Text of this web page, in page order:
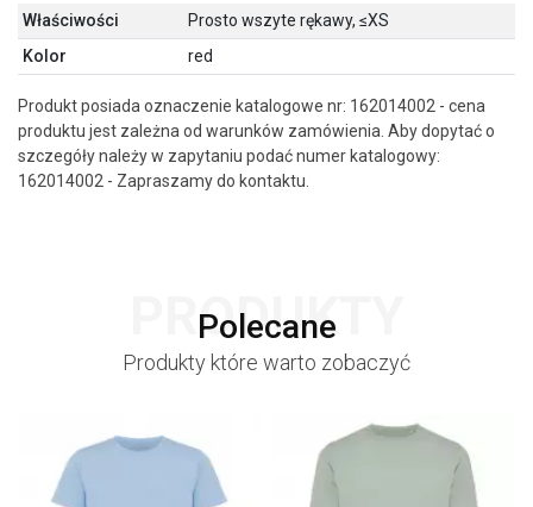
Właściwości
Prosto wszyte rękawy, ≤XS
Kolor
red
Produkt posiada oznaczenie katalogowe nr: 162014002 - cena
produktu jest zależna od warunków zamówienia. Aby dopytać o
szczegóły należy w zapytaniu podać numer katalogowy:
162014002 - Zapraszamy do kontaktu.
Polecane
PRODUKTY
Produkty które warto zobaczyć